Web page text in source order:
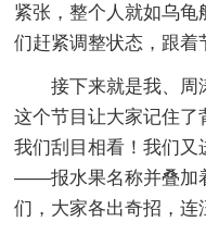
紧张，整个人就如乌龟
们赶紧调整状态，跟着
接下来就是我、周
这个节目让大家记住
我们刮目相看！我们
——报水果名称并叠加
们，大家各出奇招，连